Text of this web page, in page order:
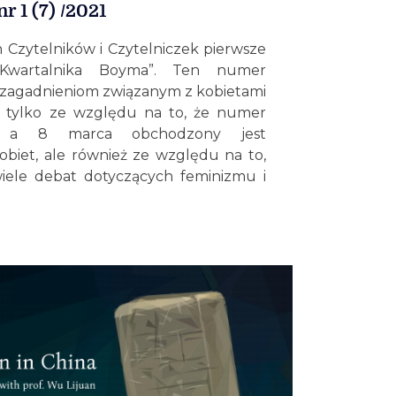
1 (7) /2021
i Czytelniczek pierwsze
Boyma”. Ten numer
związanym z kobietami
tylko ze względu na to, że numer
a 8 marca obchodzony jest
ale również ze względu na to,
debat dotyczących feminizmu i